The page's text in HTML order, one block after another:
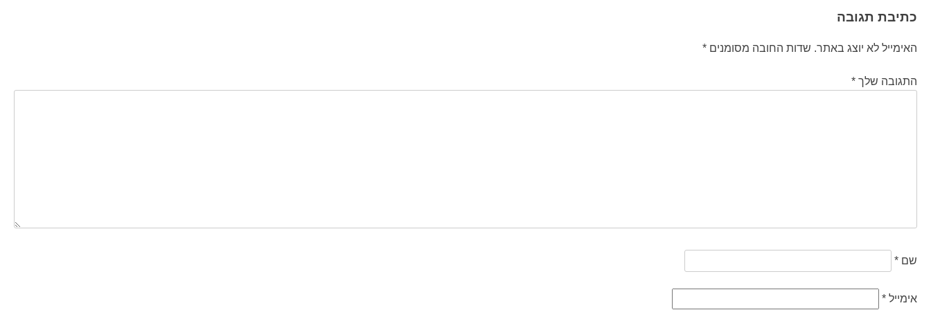
כתיבת תגובה
האימייל לא יוצג באתר. שדות החובה מסומנים *
התגובה שלך *
שם *
אימייל *